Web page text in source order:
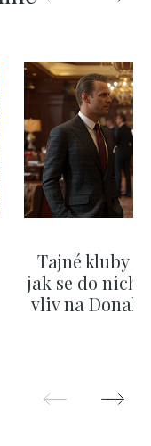
Tajné kluby
jak se do nich
vliv na